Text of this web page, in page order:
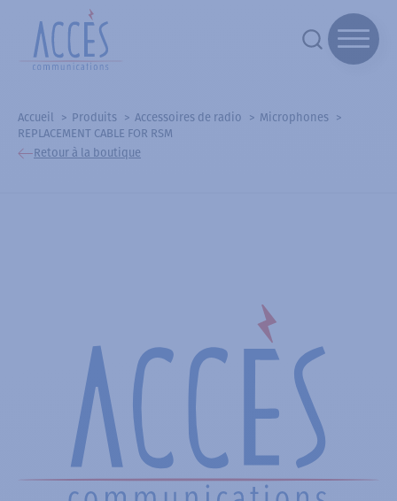
Accueil Produits Accessoires de radio
Microphones
REPLACEMENT CABLE FOR RSM
Retour à la boutique